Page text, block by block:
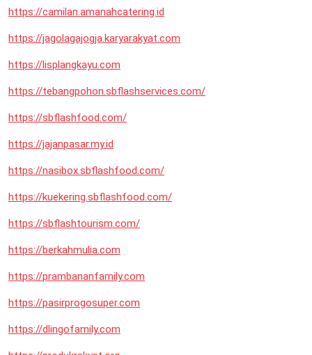
https://camilan.amanahcatering.id
https://jagolagajogja.karyarakyat.com
https://lisplangkayu.com
https://tebangpohon.sbflashservices.com/
https://sbflashfood.com/
https://jajanpasar.my.id
https://nasibox.sbflashfood.com/
https://kuekering.sbflashfood.com/
https://sbflashtourism.com/
https://berkahmulia.com
https://prambananfamily.com
https://pasirprogosuper.com
https://dlingofamily.com